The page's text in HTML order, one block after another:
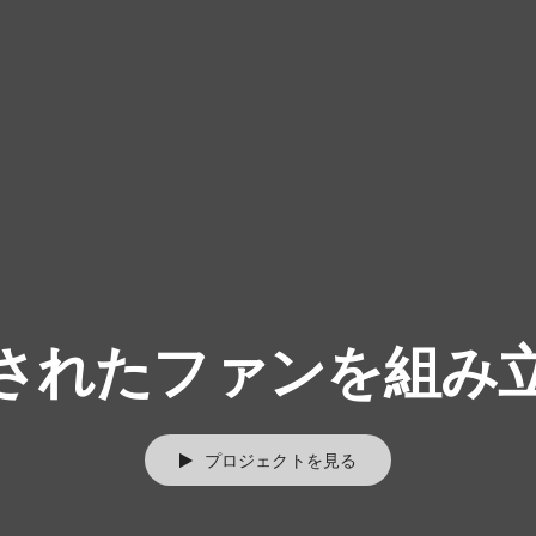
れたファンを組み
プロジェクトを見る